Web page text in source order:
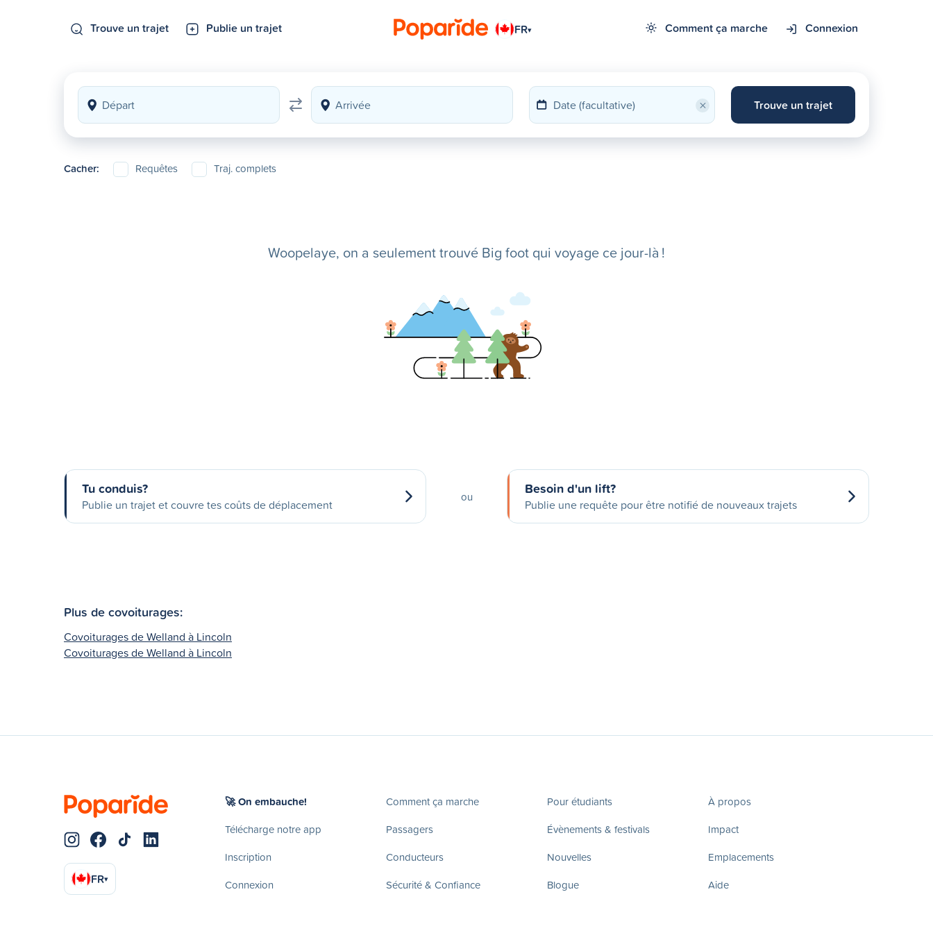
Trouve un trajet Publie un trajet FR▾ Comment ça marche Connexion
× Trouve un trajet
Cacher: Requêtes Traj. complets
Woopelaye, on a seulement trouvé Big foot qui voyage ce jour-là !
Tu conduis?
Publie un trajet et couvre tes coûts de déplacement
ou Besoin d'un lift?
Publie une requête pour être notifié de nouveaux trajets
Plus de covoiturages:
Covoiturages de Welland à Lincoln
Covoiturages de Welland à Lincoln
FR▾
🚀 On embauche!
Télécharge notre app
Inscription
Connexion
Comment ça marche
Passagers
Conducteurs
Sécurité & Confiance
Pour étudiants
Évènements & festivals
Nouvelles
Blogue
À propos
Impact
Emplacements
Aide